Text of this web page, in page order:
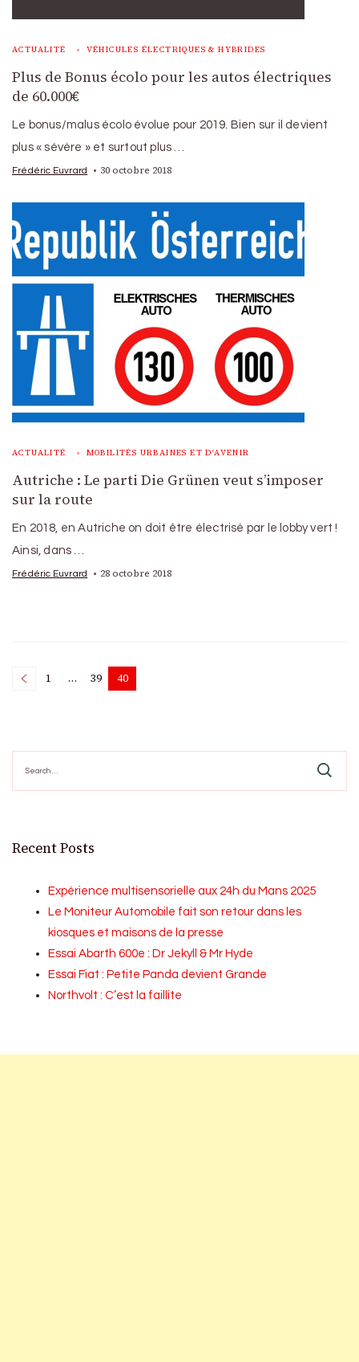
ACTUALITÉ VÉHICULES ÉLECTRIQUES & HYBRIDES
Plus de Bonus écolo pour les autos électriques
de 60.000€
Le bonus/malus écolo évolue pour 2019. Bien sur il devient
plus « sévère » et surtout plus …
Frédéric Euvrard 30 octobre 2018
ACTUALITÉ MOBILITÉS URBAINES ET D'AVENIR
Autriche : Le parti Die Grünen veut s’imposer
sur la route
En 2018, en Autriche on doit être électrisé par le lobby vert !
Ainsi, dans …
Frédéric Euvrard 28 octobre 2018
Posts
Page
1 … Page
39 Page
40
for:
Recent Posts
Expérience multisensorielle aux 24h du Mans 2025
Le Moniteur Automobile fait son retour dans les
kiosques et maisons de la presse
Essai Abarth 600e : Dr Jekyll & Mr Hyde
Essai Fiat : Petite Panda devient Grande
Northvolt : C’est la faillite